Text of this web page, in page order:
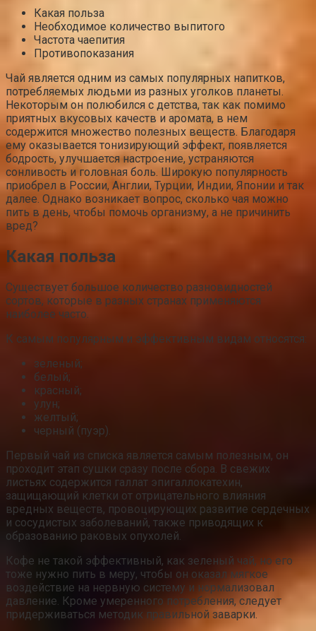
Какая польза
Необходимое количество выпитого
Частота чаепития
Противопоказания
Чай является одним из самых популярных напитков,
потребляемых людьми из разных уголков планеты.
Некоторым он полюбился с детства, так как помимо
приятных вкусовых качеств и аромата, в нем
содержится множество полезных веществ. Благодаря
ему оказывается тонизирующий эффект, появляется
бодрость, улучшается настроение, устраняются
сонливость и головная боль. Широкую популярность
приобрел в России, Англии, Турции, Индии, Японии и так
далее. Однако возникает вопрос, сколько чая можно
пить в день, чтобы помочь организму, а не причинить
вред?
Какая польза
Существует большое количество разновидностей
сортов, которые в разных странах применяются
наиболее часто.
К самым популярным и эффективным видам относятся:
зеленый;
белый;
красный;
улун;
желтый;
черный (пуэр).
Первый чай из списка является самым полезным, он
проходит этап сушки сразу после сбора. В свежих
листьях содержится галлат эпигаллокатехин,
защищающий клетки от отрицательного влияния
вредных веществ, провоцирующих развитие сердечных
и сосудистых заболеваний, также приводящих к
образованию раковых опухолей.
Кофе не такой эффективный, как зеленый чай, но его
тоже нужно пить в меру, чтобы он оказал мягкое
воздействие на нервную систему и нормализовал
давление. Кроме умеренного потребления, следует
придерживаться методик правильной заварки.